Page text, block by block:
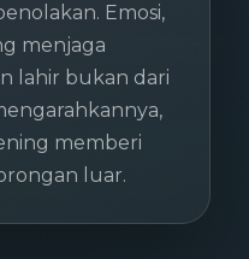
Emosi,
menjaga
lahir bukan dari
memberi
luar.